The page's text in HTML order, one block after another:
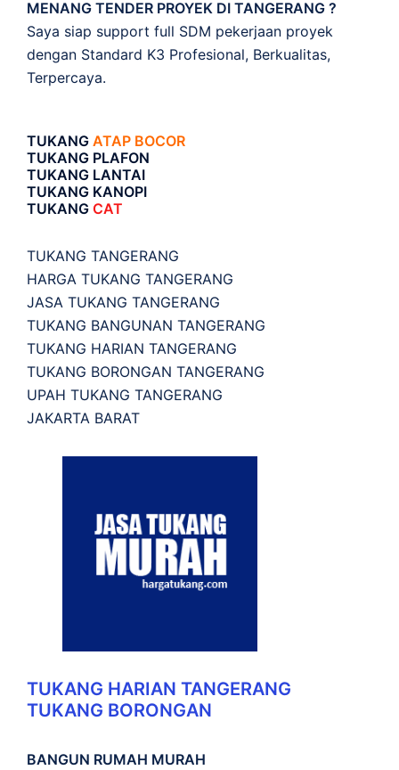
MENANG TENDER PROYEK DI TANGERANG ?
Saya siap support full SDM pekerjaan proyek
dengan Standard K3 Profesional, Berkualitas,
Terpercaya.
TUKANG ATAP BOCOR
TUKANG PLAFON
TUKANG LANTAI
TUKANG KANOPI
TUKANG CAT
TUKANG TANGERANG
HARGA TUKANG TANGERANG
JASA TUKANG TANGERANG
TUKANG BANGUNAN TANGERANG
TUKANG HARIAN TANGERANG
TUKANG BORONGAN TANGERANG
UPAH TUKANG TANGERANG
JAKARTA BARAT
TUKANG HARIAN TANGERANG
TUKANG BORONGAN
BANGUN RUMAH MURAH